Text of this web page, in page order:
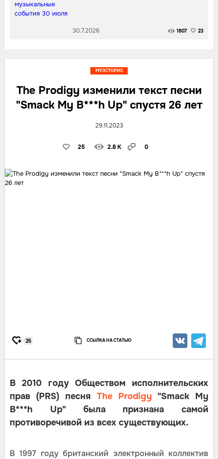
30.7.2026 1807 23
The Prodigy изменили текст песни
"Smack My B***h Up" спустя 26 лет
29.11.2023
25 2.8 K 0
МУЗСТОРИС
25 ССЫЛКА НА СТАТЬЮ
В 2010 году Обществом исполнительских
прав (PRS) песня The Prodigy"Smack My
B***h Up" была признана самой
противоречивой из всех существующих.
В 1997 году британский электронный коллектив